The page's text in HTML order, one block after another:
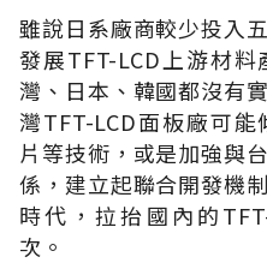
雖說日系廠商較少投入
發展TFT-LCD上游材
灣、日本、韓國都沒有
灣TFT-LCD面板廠可
片等技術，或是加強與
係，建立起聯合開發機
時代，拉抬國內的
次。